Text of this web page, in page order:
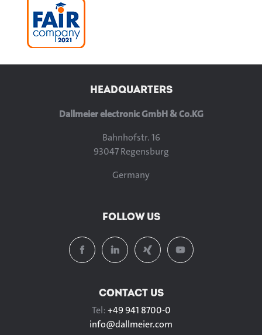
HEADQUARTERS
Dallmeier electronic GmbH & Co.KG
Bahnhofstr. 16
93047 Regensburg
Germany
FOLLOW US
CONTACT US
Tel:+49 941 8700-0
info@dallmeier.com